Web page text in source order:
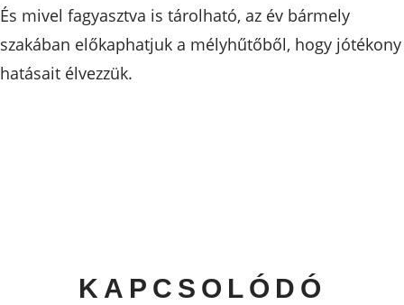
És mivel fagyasztva is tárolható, az év bármely
szakában előkaphatjuk a mélyhűtőből, hogy jótékony
hatásait élvezzük.
KAPCSOLÓDÓ